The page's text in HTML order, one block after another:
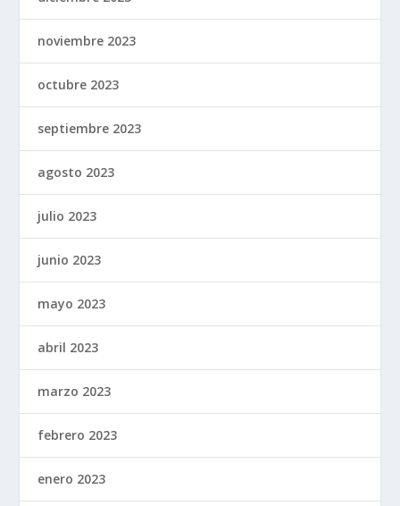
noviembre 2023
octubre 2023
septiembre 2023
agosto 2023
julio 2023
junio 2023
mayo 2023
abril 2023
marzo 2023
febrero 2023
enero 2023